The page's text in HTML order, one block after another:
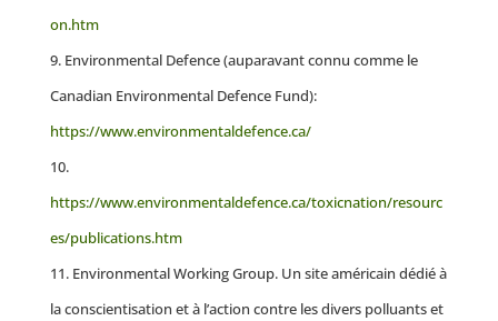
on.htm
Environmental Defence (auparavant connu comme le
Canadian Environmental Defence Fund):
https://www.environmentaldefence.ca/
https://www.environmentaldefence.ca/toxicnation/resourc
es/publications.htm
Environmental Working Group. Un site américain dédié à
la conscientisation et à l’action contre les divers polluants et